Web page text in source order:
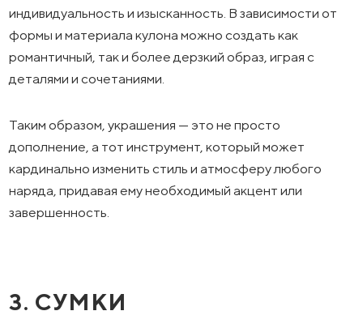
индивидуальность и изысканность. В зависимости от
формы и материала кулона можно создать как
романтичный, так и более дерзкий образ, играя с
деталями и сочетаниями.
Таким образом, украшения — это не просто
дополнение, а тот инструмент, который может
кардинально изменить стиль и атмосферу любого
наряда, придавая ему необходимый акцент или
завершенность.
3. СУМКИ